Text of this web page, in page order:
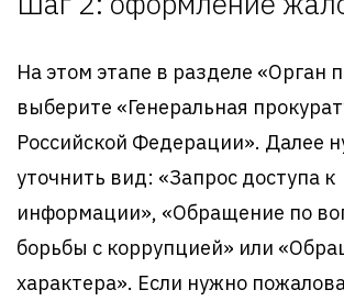
На этом этапе в разделе «Орган
выберите «Генеральная
Российской Федерации». Далее
уточнить вид: «Запрос доступа к
информации», «Обращение по
борьбы с коррупцией» или
характера». Если нужно